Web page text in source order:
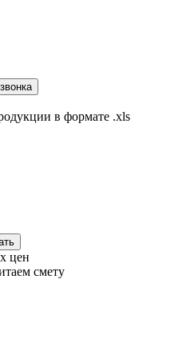
в формате .xls
цен
смету